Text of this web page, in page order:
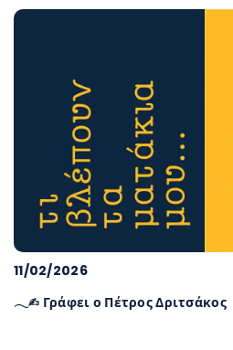
11/02/2026
𓂃✍︎ Γράφει ο Πέτρος Δριτσάκος